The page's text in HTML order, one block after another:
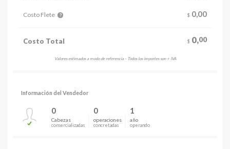
Costo Flete ? $ 0,00
Costo Total $ 0,00
Valores estimados a modo de referencia - Todos los importes son + IVA
Información del Vendedor
0
Cabezas
comercializadas
0
operaciones
concretadas
1
año
operando